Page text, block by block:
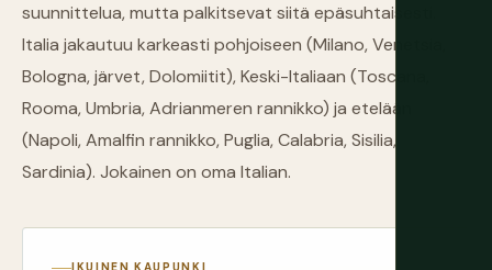
suunnittelua, mutta palkitsevat siitä epäsuhtaisesti.
Italia jakautuu karkeasti pohjoiseen (Milano, Venetsia,
Bologna, järvet, Dolomiitit), Keski-Italiaan (Toscana,
Rooma, Umbria, Adrianmeren rannikko) ja etelään
(Napoli, Amalfin rannikko, Puglia, Calabria, Sisilia,
Sardinia). Jokainen on oma Italian.